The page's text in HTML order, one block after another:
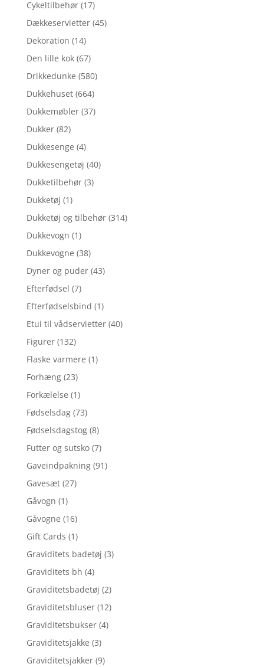
Cykeltilbehør (17)
Dækkeservietter (45)
Dekoration (14)
Den lille kok (67)
Drikkedunke (580)
Dukkehuset (664)
Dukkemøbler (37)
Dukker (82)
Dukkesenge (4)
Dukkesengetøj (40)
Dukketilbehør (3)
Dukketøj (1)
Dukketøj og tilbehør (314)
Dukkevogn (1)
Dukkevogne (38)
Dyner og puder (43)
Efterfødsel (7)
Efterfødselsbind (1)
Etui til vådservietter (40)
Figurer (132)
Flaske varmere (1)
Forhæng (23)
Forkælelse (1)
Fødselsdag (73)
Fødselsdagstog (8)
Futter og sutsko (7)
Gaveindpakning (91)
Gavesæt (27)
Gåvogn (1)
Gåvogne (16)
Gift Cards (1)
Graviditets badetøj (3)
Graviditets bh (4)
Graviditetsbadetøj (2)
Graviditetsbluser (12)
Graviditetsbukser (4)
Graviditetsjakke (3)
Graviditetsjakker (9)